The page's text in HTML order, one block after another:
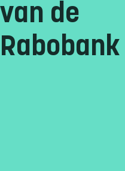
van de
Rabobank